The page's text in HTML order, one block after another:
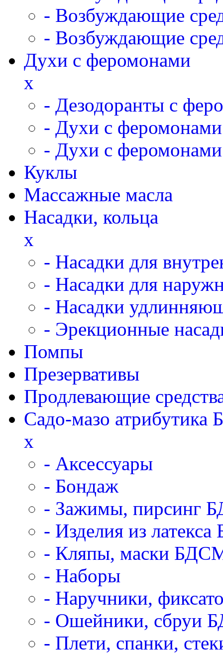
- Возбуждающие
- Возбуждающие
Духи с феромонами
x
- Дезодоранты с
- Духи с
- Духи с
Куклы
Массажные масла
Насадки, кольца
x
- Насадки для
- Насадки для
- Насадки
- Эрекционные
Помпы
Презервативы
Продлевающие
Садо-мазо
x
- Аксессуары
- Бондаж
- Зажимы, пирсинг
- Изделия из
- Кляпы, маски
- Наборы
- Наручники,
- Ошейники, сбруи
- Плети, спанки,